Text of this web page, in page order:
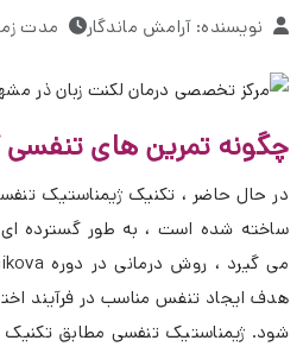
نویسنده: آرامش ماندگار مدت زمان
چگونه تمرین های
ساخته شده است ، به طور گسترده ای
هدف ایجاد تنفس مناسب در فرآیند